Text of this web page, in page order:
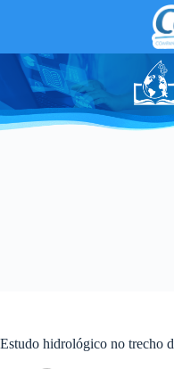
conteúdo
Estudo hidrológico no trecho